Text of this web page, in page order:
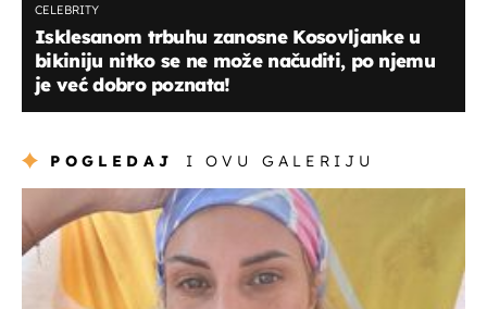
CELEBRITY
Isklesanom trbuhu zanosne Kosovljanke u
bikiniju nitko se ne može načuditi, po njemu
je već dobro poznata!
POGLEDAJ I OVU GALERIJU